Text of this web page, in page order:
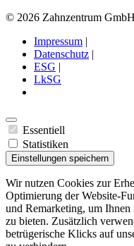
© 2026 Zahnzentrum GmbH
Impressum |
Datenschutz |
ESG |
LkSG
Essentiell
Statistiken
Einstellungen speichern
Wir nutzen Cookies zur
Optimierung der Website-
und Remarketing, um Ihnen
zu bieten. Zusätzlich
betrügerische Klicks auf